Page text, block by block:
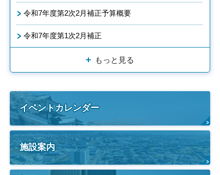
令和7年度第2次2月補正予算概要
令和7年度第1次2月補正
もっと見る
イベントカレンダー
施設案内